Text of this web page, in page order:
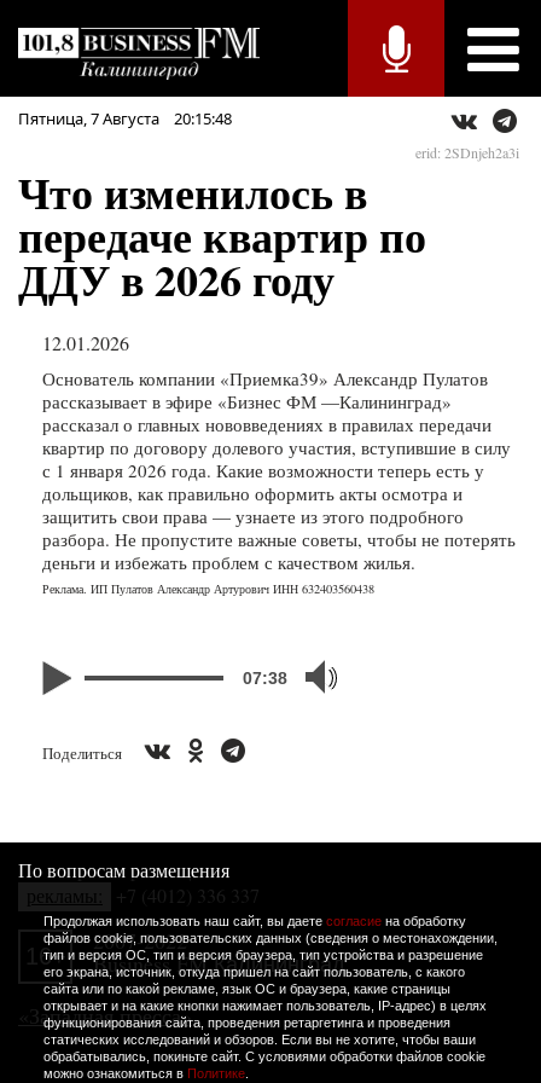
Пятница,7Августа 20:15:48
erid: 2SDnjeh2a3i
Что изменилось в
передаче квартир по
ДДУ в 2026 году
12.01.2026
Основатель компании «Приемка39» Александр Пулатов
рассказывает в эфире «Бизнес ФМ —Калининград»
рассказал о главных нововведениях в правилах передачи
квартир по договору долевого участия, вступившие в силу
с 1 января 2026 года. Какие возможности теперь есть у
дольщиков, как правильно оформить акты осмотра и
защитить свои права — узнаете из этого подробного
разбора. Не пропустите важные советы, чтобы не потерять
деньги и избежать проблем с качеством жилья.
Реклама. ИП Пулатов Александр Артурович ИНН 632403560438
07:38
Поделиться
Продолжая использовать наш сайт, вы даете согласиена обработку
файлов cookie, пользовательских данных (сведения о местонахождении,
тип и версия ОС, тип и версия браузера, тип устройства и разрешение
его экрана, источник, откуда пришел на сайт пользователь, с какого
сайта или по какой рекламе, язык ОС и браузера, какие страницы
открывает и на какие кнопки нажимает пользователь, IP-адрес) в целях
функционирования сайта, проведения ретаргетинга и проведения
статических исследований и обзоров. Если вы не хотите, чтобы ваши
обрабатывались, покиньте сайт. С условиями обработки файлов cookie
можно ознакомиться в Политике.
По вопросам размещения
рекламы:
+7 (4012) 336 337
16+
2007-2022
Business FM Калининград.
«Западная пресса»